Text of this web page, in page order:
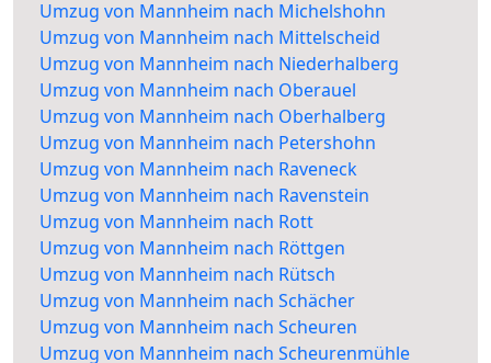
Umzug von Mannheim nach Michelshohn
Umzug von Mannheim nach Mittelscheid
Umzug von Mannheim nach Niederhalberg
Umzug von Mannheim nach Oberauel
Umzug von Mannheim nach Oberhalberg
Umzug von Mannheim nach Petershohn
Umzug von Mannheim nach Raveneck
Umzug von Mannheim nach Ravenstein
Umzug von Mannheim nach Rott
Umzug von Mannheim nach Röttgen
Umzug von Mannheim nach Rütsch
Umzug von Mannheim nach Schächer
Umzug von Mannheim nach Scheuren
Umzug von Mannheim nach Scheurenmühle